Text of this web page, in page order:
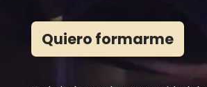
Quiero formarme